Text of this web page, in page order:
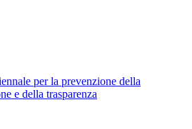
per la prevenzione della
e della trasparenza